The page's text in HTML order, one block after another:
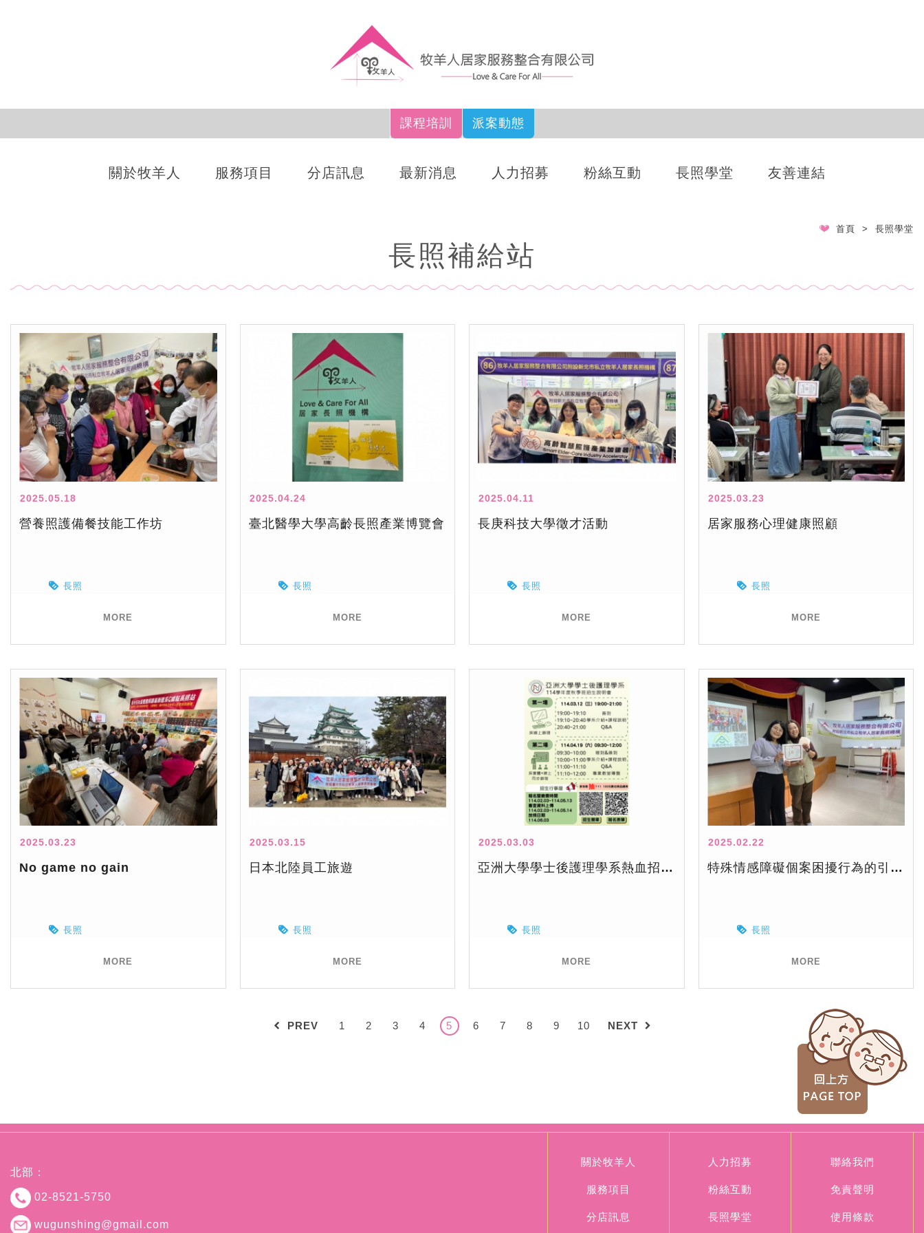
課程培訓 派案動態
關於牧羊人 服務項目 分店訊息 最新消息 人力招募 粉絲互動 長照學堂 友善連結
首頁 長照學堂
長照補給站
2025.05.18
營養照護備餐技能工作坊
長照
MORE
2025.04.24
臺北醫學大學高齡長照產業博覽會
長照
MORE
2025.04.11
長庚科技大學徵才活動
長照
MORE
2025.03.23
居家服務心理健康照顧
長照
MORE
2025.03.23
No game no gain
長照
MORE
2025.03.15
日本北陸員工旅遊
長照
MORE
2025.03.03
亞洲大學學士後護理學系熱血招生中
長照
MORE
2025.02.22
特殊情感障礙個案困擾行為的引導技巧之教育訓練
長照
MORE
PREV 1 2 3 4 5 6 7 8 9 10 NEXT
北部：
02-8521-5750
wugunshing@gmail.com
關於牧羊人
服務項目
分店訊息
人力招募
粉絲互動
長照學堂
聯絡我們
免責聲明
使用條款